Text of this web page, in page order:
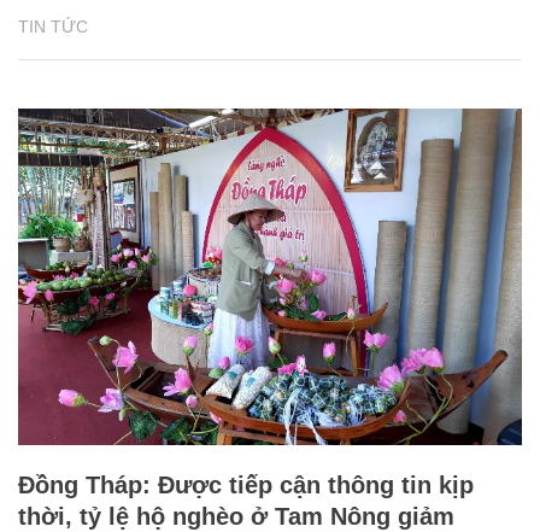
TIN TỨC
Đồng Tháp: Được tiếp cận thông tin kịp
thời, tỷ lệ hộ nghèo ở Tam Nông giảm